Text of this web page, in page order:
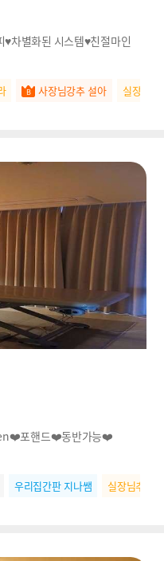
차별화된 시스템♥친절마인
사장님강추 설아 실장님추
포핸드❤️동반가능❤️
우리집간판 지나쌤 실장님추천